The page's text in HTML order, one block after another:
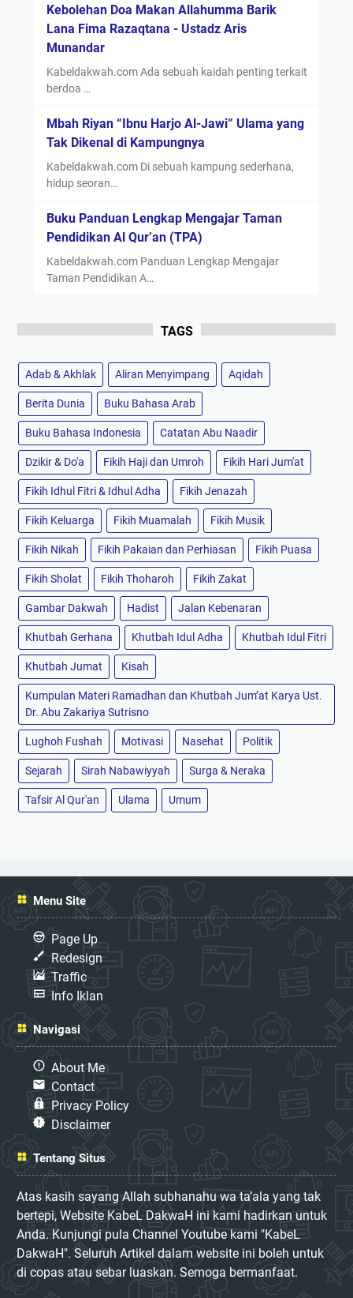
Kebolehan Doa Makan Allahumma Barik
Lana Fima Razaqtana - Ustadz Aris
Munandar
Kabeldakwah.com Ada sebuah kaidah penting terkait
berdoa …
Mbah Riyan “Ibnu Harjo Al-Jawi” Ulama yang
Tak Dikenal di Kampungnya
Kabeldakwah.com Di sebuah kampung sederhana,
hidup seoran…
Buku Panduan Lengkap Mengajar Taman
Pendidikan Al Qur’an (TPA)
Kabeldakwah.com Panduan Lengkap Mengajar
Taman Pendidikan A…
TAGS
Adab & Akhlak Aliran Menyimpang Aqidah
Berita Dunia Buku Bahasa Arab
Buku Bahasa Indonesia Catatan Abu Naadir
Dzikir & Do'a Fikih Haji dan Umroh Fikih Hari Jum'at
Fikih Idhul Fitri & Idhul Adha Fikih Jenazah
Fikih Keluarga Fikih Muamalah Fikih Musik
Fikih Nikah Fikih Pakaian dan Perhiasan Fikih Puasa
Fikih Sholat Fikih Thoharoh Fikih Zakat
Gambar Dakwah Hadist Jalan Kebenaran
Khutbah Gerhana Khutbah Idul Adha Khutbah Idul Fitri
Khutbah Jumat Kisah
Kumpulan Materi Ramadhan dan Khutbah Jum’at Karya Ust.
Dr. Abu Zakariya Sutrisno
Lughoh Fushah Motivasi Nasehat Politik
Sejarah Sirah Nabawiyyah Surga & Neraka
Tafsir Al Qur'an Ulama Umum
Menu Site
Page Up
Redesign
Traffic
Info Iklan
Navigasi
About Me
Contact
Privacy Policy
Disclaimer
Tentang Situs
Atas kasih sayang Allah subhanahu wa ta’ala yang tak
bertepi, Website KabeL DakwaH ini kami hadirkan untuk
Anda. Kunjungi pula Channel Youtube kami "KabeL
DakwaH". Seluruh Artikel dalam website ini boleh untuk
di copas atau sebar luaskan. Semoga bermanfaat.